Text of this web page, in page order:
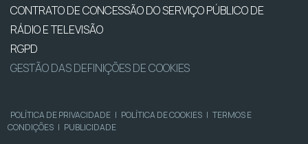
CONTRATO DE CONCESSÃO DO SERVIÇO PÚBLICO DE
RÁDIO E TELEVISÃO
RGPD
GESTÃO DAS DEFINIÇÕES DE COOKIES
POLÍTICA DE PRIVACIDADE | POLÍTICA DE COOKIES | TERMOS E
CONDIÇÕES | PUBLICIDADE